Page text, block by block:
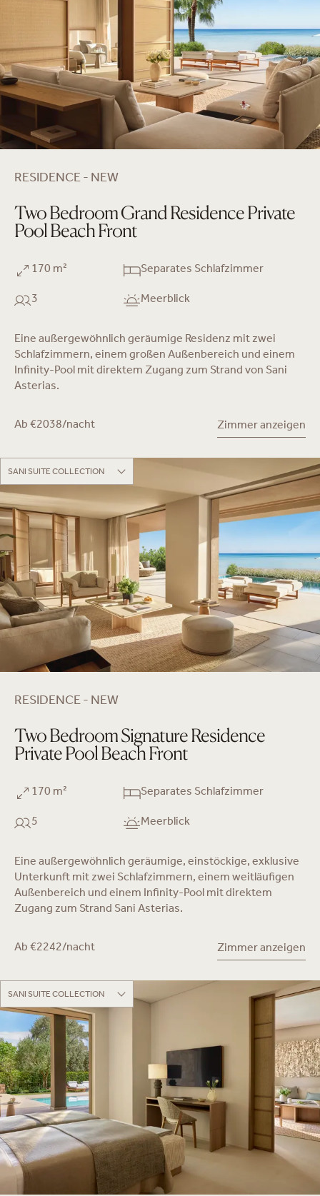
RESIDENCE - NEW
Two Bedroom Grand Residence Private
Pool Beach Front
170 m²
3
Separates Schlafzimmer
Meerblick
Eine außergewöhnlich geräumige Residenz mit zwei
Schlafzimmern, einem großen Außenbereich und einem
Infinity-Pool mit direktem Zugang zum Strand von Sani
Asterias.
Ab €2038/nacht Zimmer anzeigen
SANI SUITE COLLECTION
RESIDENCE - NEW
Two Bedroom Signature Residence
Private Pool Beach Front
170 m²
5
Separates Schlafzimmer
Meerblick
Eine außergewöhnlich geräumige, einstöckige, exklusive
Unterkunft mit zwei Schlafzimmern, einem weitläufigen
Außenbereich und einem Infinity-Pool mit direktem
Zugang zum Strand Sani Asterias.
Ab €2242/nacht Zimmer anzeigen
SANI SUITE COLLECTION